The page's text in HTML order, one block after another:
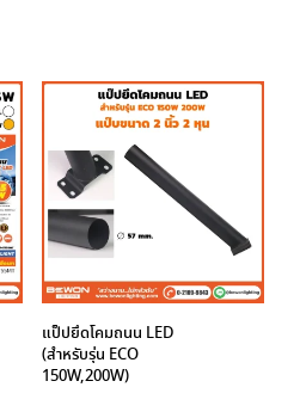
แป็ปยึดโคมถนน LED
(สำหรับรุ่น ECO
150W,200W)